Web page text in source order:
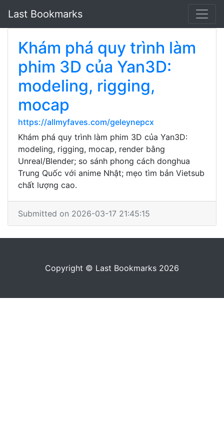
Last Bookmarks
Khám phá quy trình làm
phim 3D của Yan3D:
modeling, rigging,
mocap
https://allmyfaves.com/geleynepcx
Khám phá quy trình làm phim 3D của Yan3D:
modeling, rigging, mocap, render bằng
Unreal/Blender; so sánh phong cách donghua
Trung Quốc với anime Nhật; mẹo tìm bản Vietsub
chất lượng cao.
Submitted on 2026-03-17 21:45:15
Copyright © Last Bookmarks 2026